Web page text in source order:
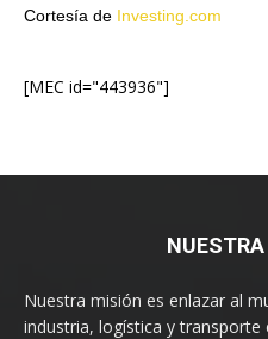
Cortesía de Investing.com
[MEC id="443936"]
Nuestra misión es enlazar al
industria, logística y transporte